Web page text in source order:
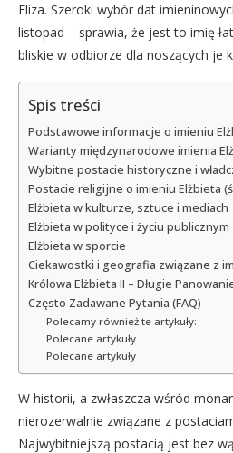
Eliza. Szeroki wybór dat
listopad – sprawia, że jest to imię
bliskie w odbiorze dla noszących je
Spis treści
Podstawowe informacje o imieniu
Warianty międzynarodowe imienia
Wybitne postacie historyczne i
Postacie religijne o imieniu Elżbieta
Elżbieta w kulturze, sztuce i mediach
Elżbieta w polityce i życiu publicznym
Elżbieta w sporcie
Ciekawostki i geografia związane z
Królowa Elżbieta II – Długie
Często Zadawane Pytania (FAQ)
Polecamy również te artykuły:
Polecane artykuły
Polecane artykuły
W historii, a zwłaszcza wśród
nierozerwalnie związane z
Najwybitniejszą postacią jest bez